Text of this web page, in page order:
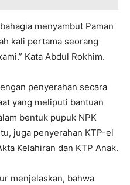
menyambut Paman
kali pertama seorang
Kata Abdul Rokhim.
penyerahan secara
yang meliputi bantuan
bentuk pupuk NPK
juga penyerahan KTP-el
Kelahiran dan KTP Anak.
menjelaskan, bahwa